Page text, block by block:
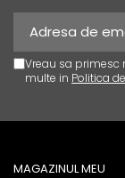
Vreau sa primesc
multe in Politica
MAGAZINUL MEU